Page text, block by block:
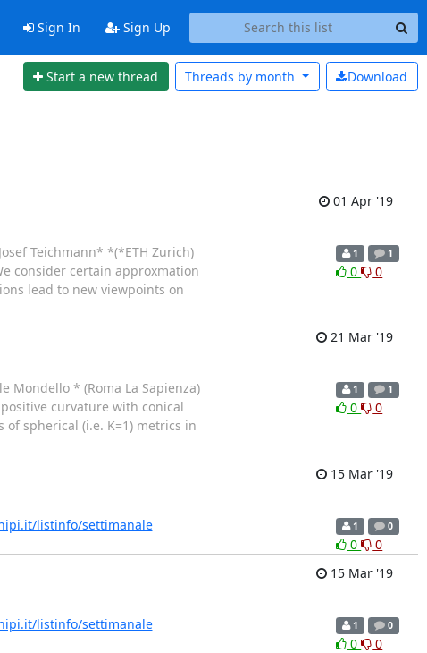
Sign In Sign Up
Start a new thread Download
Threads by month
01 Apr '19
Teichmann* *(*ETH Zurich)
consider certain approxmation
lead to new viewpoints on
1 1
0 0
21 Mar '19
Mondello * (Roma La Sapienza)
curvature with conical
spherical (i.e. K=1) metrics in
1 1
0 0
15 Mar '19
listinfo/settimanale 1 0
0
0
15 Mar '19
listinfo/settimanale 1 0
0
0